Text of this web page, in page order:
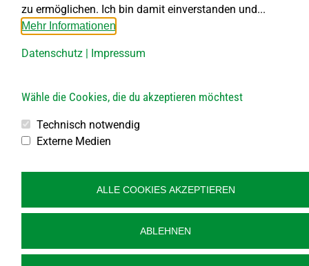
© Gemeinde Großdietmanns, designed by
zu ermöglichen. Ich bin damit einverstanden und...
Mehr Informationen
Datenschutz | Impressum
Wähle die Cookies, die du akzeptieren möchtest
Technisch notwendig
Externe Medien
ALLE COOKIES AKZEPTIEREN
ABLEHNEN